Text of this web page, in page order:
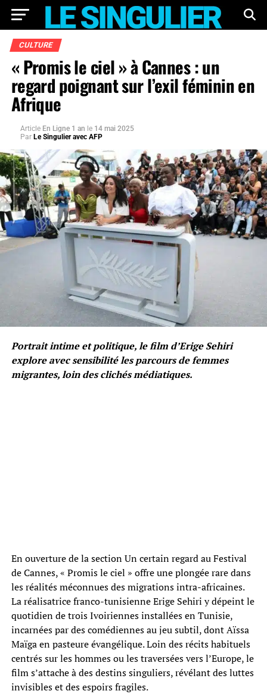
CULTURE
« Promis le ciel » à Cannes : un
regard poignant sur l’exil féminin en
Afrique
Article En Ligne 1 an le 14 mai 2025
Par Le Singulier avec AFP
Portrait intime et politique, le film d’Erige Sehiri
explore avec sensibilité les parcours de femmes
migrantes, loin des clichés médiatiques.
En ouverture de la section Un certain regard au Festival
de Cannes, « Promis le ciel » offre une plongée rare dans
les réalités méconnues des migrations intra-africaines.
La réalisatrice franco-tunisienne Erige Sehiri y dépeint le
quotidien de trois Ivoiriennes installées en Tunisie,
incarnées par des comédiennes au jeu subtil, dont Aïssa
Maïga en pasteure évangélique. Loin des récits habituels
centrés sur les hommes ou les traversées vers l’Europe, le
film s’attache à des destins singuliers, révélant des luttes
invisibles et des espoirs fragiles.